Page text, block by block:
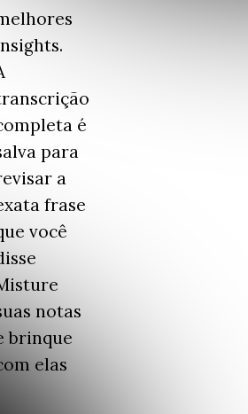
é
para
a
frase
você
notas
brinque
elas